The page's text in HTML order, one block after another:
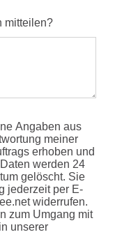
mitteilen?
Angaben aus
meiner
erhoben und
werden 24
gelöscht. Sie
jederzeit per E-
widerrufen.
zum Umgang mit
unserer